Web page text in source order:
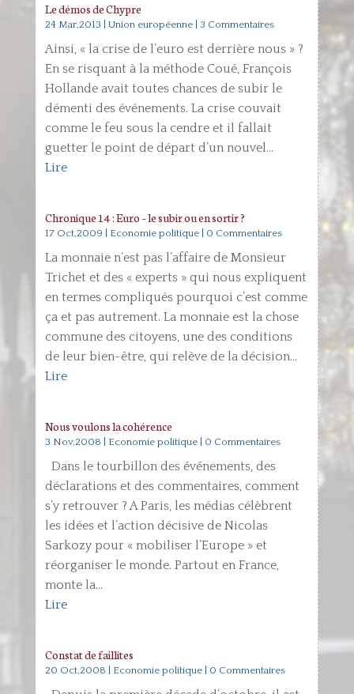
Le démos de Chypre
24 Mar,2013 Union européenne| 3 Commentaires
Ainsi, « la crise de l’euro est derrière nous » ?
En se risquant à la méthode Coué, François
Hollande avait toutes chances de subir le
démenti des événements. La crise couvait
comme le feu sous la cendre et il fallait
guetter le point de départ d’un nouvel...
Lire
Chronique 14 : Euro – le subir ou en sortir ?
17 Oct,2009 Economie politique| 0 Commentaires
La monnaie n’est pas l’affaire de Monsieur
Trichet et des « experts » qui nous expliquent
en termes compliqués pourquoi c’est comme
ça et pas autrement. La monnaie est la chose
commune des citoyens, une des conditions
de leur bien-être, qui relève de la décision...
Lire
Nous voulons la cohérence
3 Nov,2008 Economie politique| 0 Commentaires
Dans le tourbillon des événements, des
déclarations et des commentaires, comment
s’y retrouver ? A Paris, les médias célèbrent
les idées et l’action décisive de Nicolas
Sarkozy pour « mobiliser l’Europe » et
réorganiser le monde. Partout en France,
monte la...
Lire
Constat de faillites
20 Oct,2008 Economie politique| 0 Commentaires